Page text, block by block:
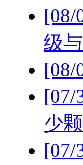
[08/
级
[08/
[07/
少
[07/